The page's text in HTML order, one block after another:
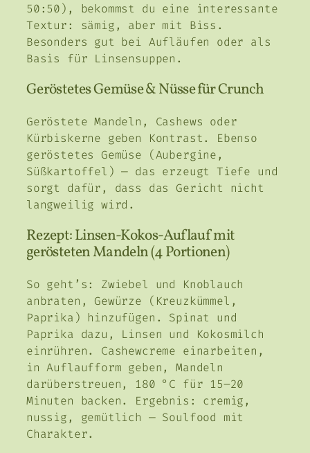
50:50), bekommst du eine interessante
Textur: sämig, aber mit Biss.
Besonders gut bei Aufläufen oder als
Basis für Linsensuppen.
Geröstetes Gemüse & Nüsse für Crunch
Geröstete Mandeln, Cashews oder
Kürbiskerne geben Kontrast. Ebenso
geröstetes Gemüse (Aubergine,
Süßkartoffel) — das erzeugt Tiefe und
sorgt dafür, dass das Gericht nicht
langweilig wird.
Rezept: Linsen-Kokos-Auflauf mit
gerösteten Mandeln (4 Portionen)
So geht’s: Zwiebel und Knoblauch
anbraten, Gewürze (Kreuzkümmel,
Paprika) hinzufügen. Spinat und
Paprika dazu, Linsen und Kokosmilch
einrühren. Cashewcreme einarbeiten,
in Auflaufform geben, Mandeln
darüberstreuen, 180 °C für 15–20
Minuten backen. Ergebnis: cremig,
nussig, gemütlich — Soulfood mit
Charakter.